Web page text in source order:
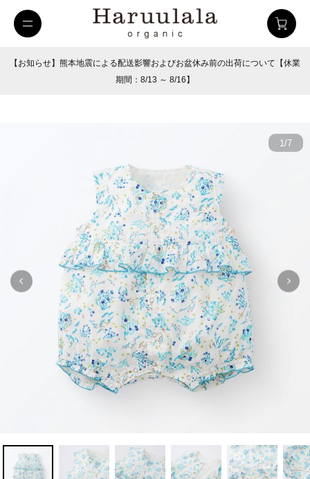
ツイルハーフパンツ 26SUMMER
【お知らせ】熊本地震による配送影響およびお盆休み前の出荷について【休業
期間：8/13 ～ 8/16】
1/ 7